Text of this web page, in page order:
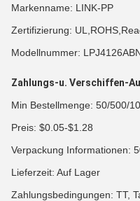
Markenname: LINK-PP
Zertifizierung:
Modellnummer:
Zahlungs-u. Verschiffen-
Min Bestellmenge: 50/500/
Preis: $0.05-$1.28
Verpackung Informationen:
Lieferzeit: Auf Lager
Zahlungsbedingungen: TT,